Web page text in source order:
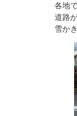
各地
道路
雪か